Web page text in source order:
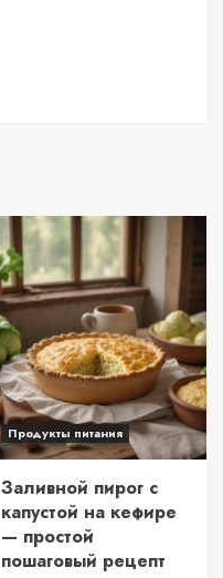
Продукты питания
Заливной пирог с
капустой на кефире
— простой
пошаговый рецепт